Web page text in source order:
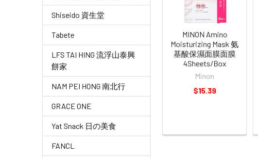
Shiseido 資生堂
Tabete
LFS TAI HING 流浮山泰興
餅家
NAM PEI HONG 南北行
GRACE ONE
Yat Snack 日の美食
FANCL
MINON Amino
Moisturizing Mask 氨
基酸保濕面膜面膜
4Sheets/Box
Minon
$15.39